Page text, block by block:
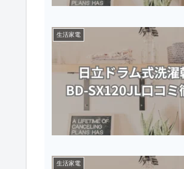
生活家電
生活家電